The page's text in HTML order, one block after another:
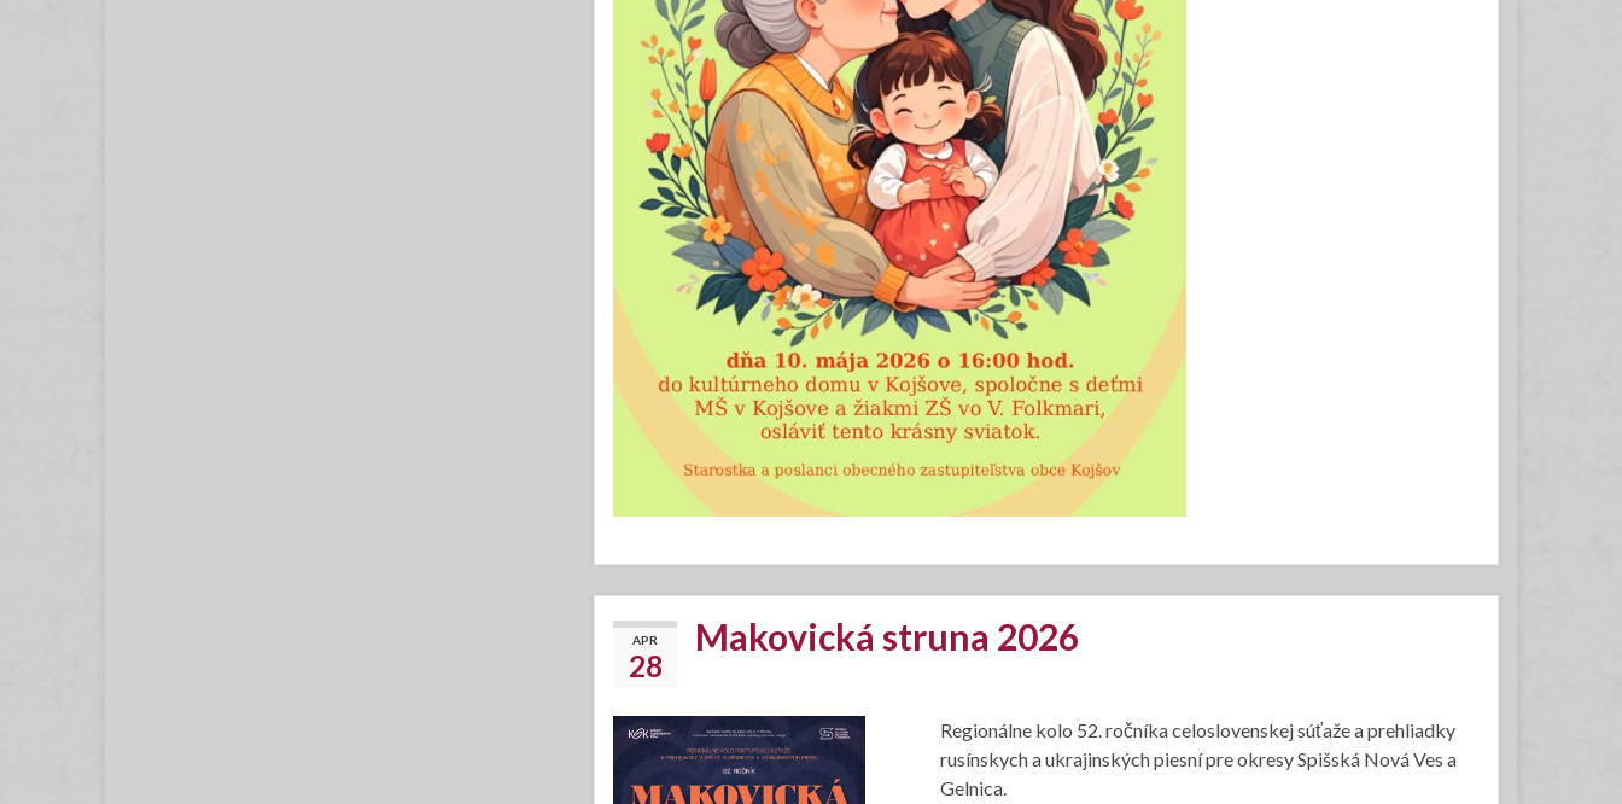
APR
28
Makovická struna 2026
Regionálne kolo 52. ročníka celoslovenskej súťaže a prehliadky
rusínskych a ukrajinských piesní pre okresy Spišská Nová Ves a
Gelnica.